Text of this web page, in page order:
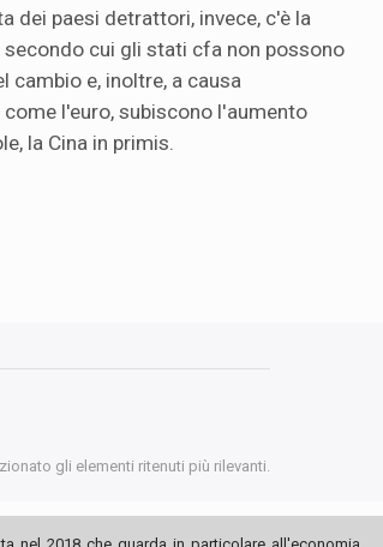
dei paesi detrattori, invece, c'è la
secondo cui gli stati cfa non possono
cambio e, inoltre, a causa
l'euro, subiscono l'aumento
la Cina in primis.
gli elementi ritenuti più rilevanti.